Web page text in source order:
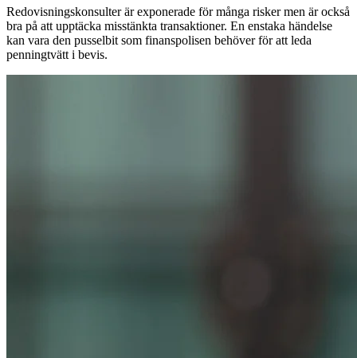
Redovisningskonsulter är exponerade för många risker men är också
bra på att upptäcka misstänkta transaktioner. En enstaka händelse
kan vara den pusselbit som finanspolisen behöver för att leda
penningtvätt i bevis.